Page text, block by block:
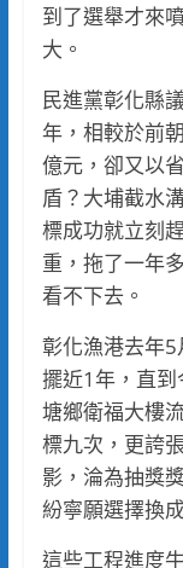
到了選舉才來
大。
民進黨彰化縣
年，相較於前
億元，卻又以
盾？大埔截水
標成功就立刻
重，拖了一年
看不下去。
彰化漁港去年
擺近1年，直
塘鄉衛福大樓
標九次，更誇
影，淪為抽獎
紛寧願選擇換
這些工程進度